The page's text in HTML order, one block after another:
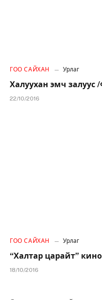
ГОО САЙХАН Урлаг
Халуухан эмч залуус
22/10/2016
ГОО САЙХАН Урлаг
“Халтар царайт”
18/10/2016